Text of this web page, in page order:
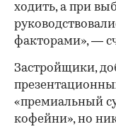
ходить, а при
факторами», —
Застройщики,
«премиальный
кофейни», но